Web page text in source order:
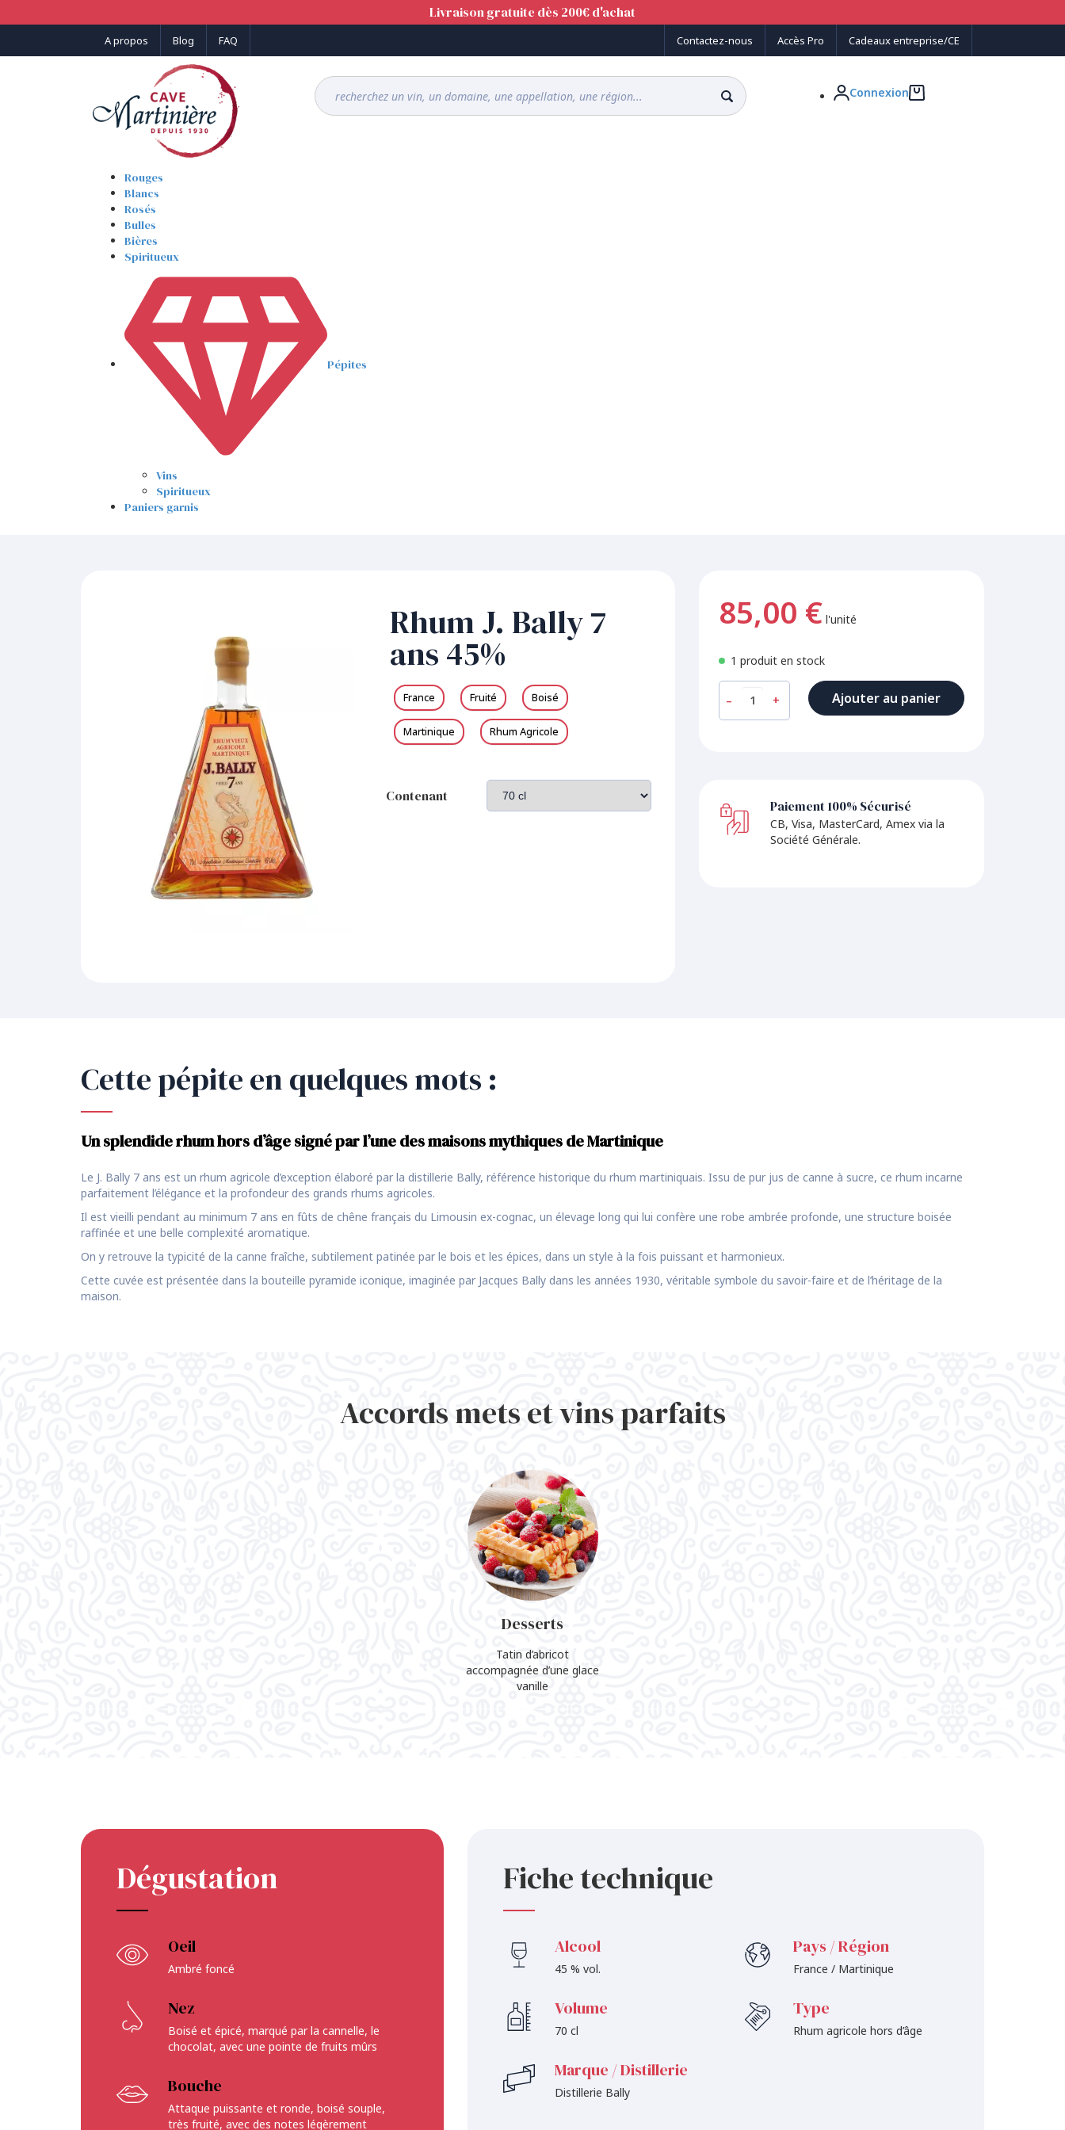
Livraison gratuite dès 200€ d'achat
A propos Blog FAQ Contactez-nous Accès Pro Cadeaux entreprise/CE
Connexion
Rouges
Blancs
Rosés
Bulles
Bières
Spiritueux
Pépites
Vins
Spiritueux
Paniers garnis
Rhum J. Bally 7
ans 45%
France Fruité Boisé
Martinique Rhum Agricole
Contenant
85,00 € l'unité
1 produit en stock
– + Ajouter au panier
Paiement 100% Sécurisé
CB, Visa, MasterCard, Amex via la
Société Générale.
Cette pépite en quelques mots :
Un splendide rhum hors d’âge signé par l’une des maisons mythiques de Martinique
Le J. Bally 7 ans est un rhum agricole d’exception élaboré par la distillerie Bally, référence historique du rhum martiniquais. Issu de pur jus de canne à sucre, ce rhum incarne
parfaitement l’élégance et la profondeur des grands rhums agricoles.
Il est vieilli pendant au minimum 7 ans en fûts de chêne français du Limousin ex-cognac, un élevage long qui lui confère une robe ambrée profonde, une structure boisée
raffinée et une belle complexité aromatique.
On y retrouve la typicité de la canne fraîche, subtilement patinée par le bois et les épices, dans un style à la fois puissant et harmonieux.
Cette cuvée est présentée dans la bouteille pyramide iconique, imaginée par Jacques Bally dans les années 1930, véritable symbole du savoir-faire et de l’héritage de la
maison.
Accords mets et vins parfaits
Desserts
Tatin d’abricot
accompagnée d’une glace
vanille
Dégustation
Oeil
Ambré foncé
Nez
Boisé et épicé, marqué par la cannelle, le
chocolat, avec une pointe de fruits mûrs
Bouche
Attaque puissante et ronde, boisé souple,
très fruité, avec des notes légèrement
Fiche technique
Alcool
45 % vol.
Volume
70 cl
Marque / Distillerie
Distillerie Bally
Pays / Région
France / Martinique
Type
Rhum agricole hors d’âge